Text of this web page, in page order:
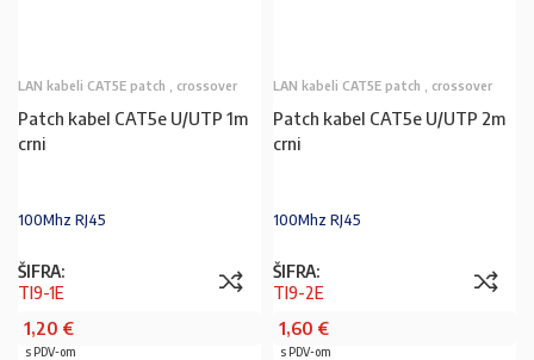
LAN kabeli CAT5E patch , crossover
Patch kabel CAT5e U/UTP 1m
crni
100Mhz RJ45
ŠIFRA:
TI9-1E
1,20 €
s PDV-om
LAN kabeli CAT5E patch , crossover
Patch kabel CAT5e U/UTP 2m
crni
100Mhz RJ45
ŠIFRA:
TI9-2E
1,60 €
s PDV-om